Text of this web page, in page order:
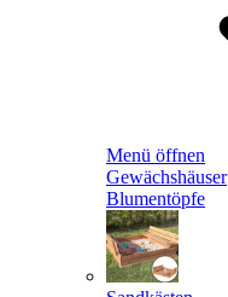
Menü öffnen
Gewächshäuser
Blumentöpfe